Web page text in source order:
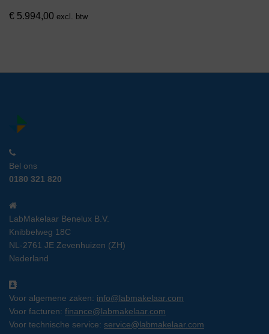
€ 5.994,00 excl. btw
Bel ons
0180 321 820
LabMakelaar Benelux B.V.
Knibbelweg 18C
NL-2761 JE Zevenhuizen (ZH)
Nederland
Voor algemene zaken: info@labmakelaar.com
Voor facturen: finance@labmakelaar.com
Voor technische service: service@labmakelaar.com